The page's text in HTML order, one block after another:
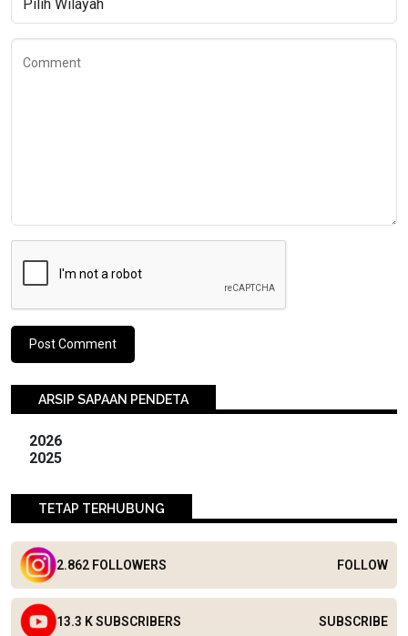
Comment
ARSIP SAPAAN PENDETA
2026
2025
TETAP TERHUBUNG
2.862 FOLLOWERS FOLLOW
13.3 K SUBSCRIBERS SUBSCRIBE